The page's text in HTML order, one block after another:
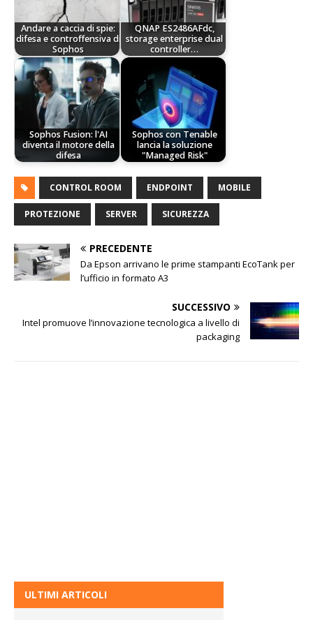
Andare a caccia di spie:
difesa e controffensiva di
Sophos
QNAP ES2486AFdc,
storage enterprise dual
controller…
Sophos Fusion: l'AI
diventa il motore della
difesa
Sophos con Tenable
lancia la soluzione
"Managed Risk"
CONTROL ROOM ENDPOINT MOBILE
PROTEZIONE SERVER SICUREZZA
PRECEDENTE
Da Epson arrivano le prime stampanti EcoTank per
l’ufficio in formato A3
SUCCESSIVO
Intel promuove l’innovazione tecnologica a livello di
packaging
ULTIMI ARTICOLI